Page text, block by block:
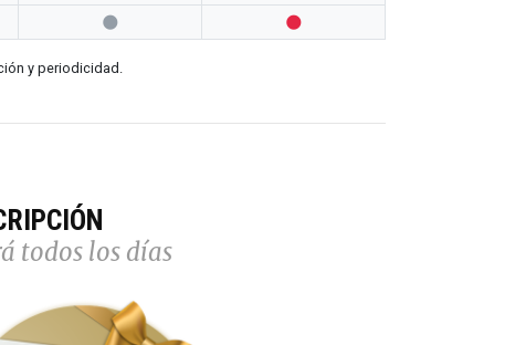
 
y periodicidad.
todos los días